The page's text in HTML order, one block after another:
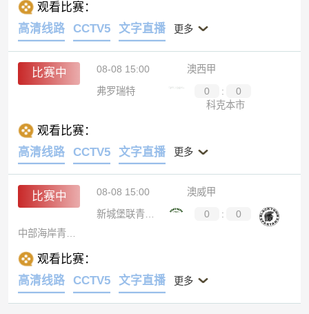
观看比赛：
高清线路
CCTV5 文字直播 更多
比赛中 08-08 15:00
澳西甲
弗罗瑞特
0 :
0
科克本市
观看比赛：
高清线路
CCTV5 文字直播 更多
比赛中 08-08 15:00
澳威甲
新城堡联青年队
0 :
0
中部海岸青年队
观看比赛：
高清线路
CCTV5 文字直播 更多